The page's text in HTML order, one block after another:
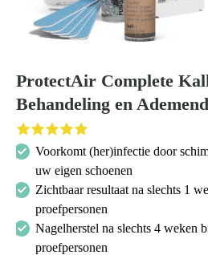
Zoeken
naar:
ProtectAir Complete
Behandeling en
Voorkomt (her)infectie door
uw eigen schoenen
Zichtbaar resultaat na slechts 1
proefpersonen
Nagelherstel na slechts 4 weken
proefpersonen